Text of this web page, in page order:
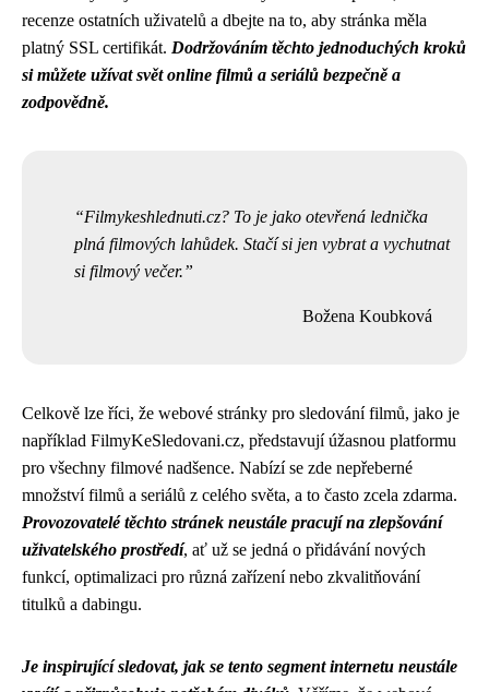
recenze ostatních uživatelů a dbejte na to, aby stránka měla
platný SSL certifikát. Dodržováním těchto jednoduchých kroků
si můžete užívat svět online filmů a seriálů bezpečně a
zodpovědně.
Filmykeshlednuti.cz? To je jako otevřená lednička
plná filmových lahůdek. Stačí si jen vybrat a vychutnat
si filmový večer.
Božena Koubková
Celkově lze říci, že webové stránky pro sledování filmů, jako je
například FilmyKeSledovani.cz, představují úžasnou platformu
pro všechny filmové nadšence. Nabízí se zde nepřeberné
množství filmů a seriálů z celého světa, a to často zcela zdarma.
Provozovatelé těchto stránek neustále pracují na zlepšování
uživatelského prostředí, ať už se jedná o přidávání nových
funkcí, optimalizaci pro různá zařízení nebo zkvalitňování
titulků a dabingu.
Je inspirující sledovat, jak se tento segment internetu neustále